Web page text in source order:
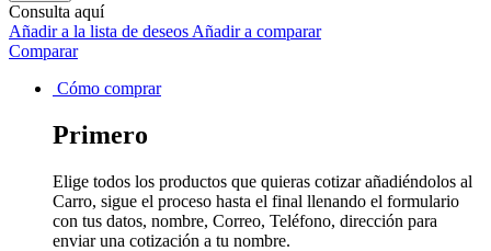
Consulta aquí
Añadir a la lista de deseos Añadir a comparar
Comparar
Cómo comprar
Primero
Elige todos los productos que quieras cotizar añadiéndolos al
Carro, sigue el proceso hasta el final llenando el formulario
con tus datos, nombre, Correo, Teléfono, dirección para
enviar una cotización a tu nombre.